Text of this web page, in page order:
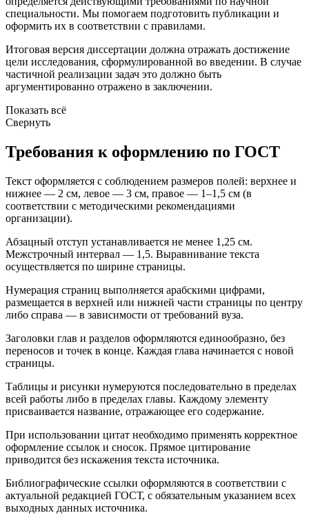
специальности. Мы помогаем подготовить публикации и
оформить их в соответствии с правилами.
Итоговая версия диссертации должна отражать достижение
цели исследования, сформулированной во введении. В случае
частичной реализации задач это должно быть
аргументированно отражено в заключении.
Показать всё
Свернуть
Требования к оформлению по ГОСТ
Текст оформляется с соблюдением размеров полей: верхнее и
нижнее — 2 см, левое — 3 см, правое — 1–1,5 см (в
соответствии с методическими рекомендациями
организации).
Абзацный отступ устанавливается не менее 1,25 см.
Межстрочный интервал — 1,5. Выравнивание текста
осуществляется по ширине страницы.
Нумерация страниц выполняется арабскими цифрами,
размещается в верхней или нижней части страницы по центру
либо справа — в зависимости от требований вуза.
Заголовки глав и разделов оформляются единообразно, без
переносов и точек в конце. Каждая глава начинается с новой
страницы.
Таблицы и рисунки нумеруются последовательно в пределах
всей работы либо в пределах главы. Каждому элементу
присваивается название, отражающее его содержание.
При использовании цитат необходимо применять корректное
оформление ссылок и сносок. Прямое цитирование
приводится без искажения текста источника.
Библиографические ссылки оформляются в соответствии с
актуальной редакцией ГОСТ, с обязательным указанием всех
выходных данных источника.